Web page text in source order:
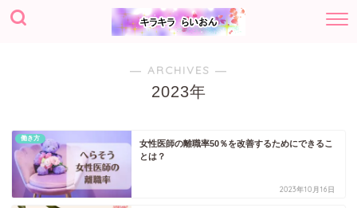
― ARCHIVES ―
2023年
働き方
女性医師の離職率50％を改善するためにできるこ
とは？
2023年10月16日